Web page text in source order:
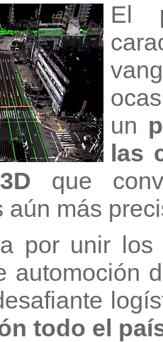
El
un
las
que
aún más
por unir los
automoción
todo el